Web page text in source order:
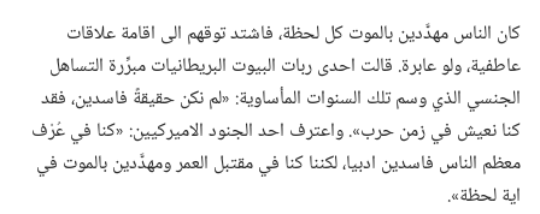
كان الناس مهدَّدين بالموت كل لحظة،‏ فاشتد توقهم الى اقامة علاقات
عاطفية،‏ ولو عابرة.‏ قالت احدى ربات البيوت البريطانيات مبرِّرة التساهل
الجنسي الذي وسم تلك السنوات المأساوية:‏ «لم نكن حقيقةً فاسدين،‏ فقد
كنا نعيش في زمن حرب».‏ واعترف احد الجنود الاميركيين:‏ «كنا في عُرْف
معظم الناس فاسدين ادبيا،‏ لكننا كنا في مقتبل العمر ومهدَّدين بالموت في
اية لحظة».‏